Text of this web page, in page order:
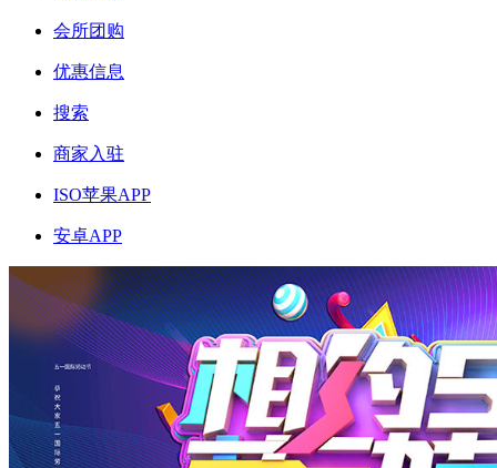
会所团购
优惠信息
搜索
商家入驻
ISO苹果APP
安卓APP